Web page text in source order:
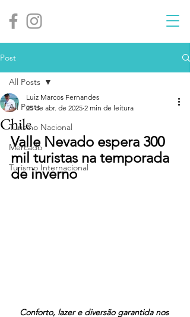
Post
All Posts
Turismo Nacional
Mercado
Turismo Internacional
All Posts
Chile
Luiz Marcos Fernandes
25 de abr. de 2025 2 min de leitura
Valle Nevado espera 300
mil turistas na temporada
de inverno
Conforto, lazer e diversão garantida nos